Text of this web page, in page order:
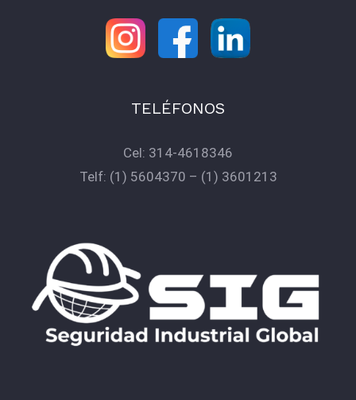
TELÉFONOS
Cel: 314-4618346
Telf: (1) 5604370 – (1) 3601213